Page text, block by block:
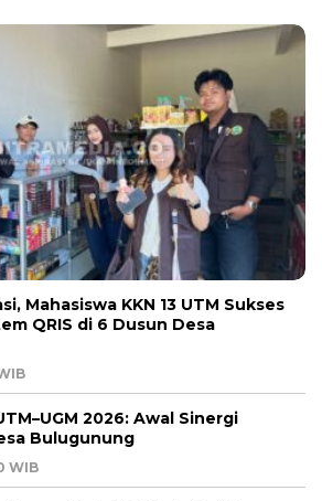
Mahasiswa KKN 13 UTM Sukses
QRIS di 6 Dusun Desa
2026: Awal Sinergi
Bulugunung
WIB